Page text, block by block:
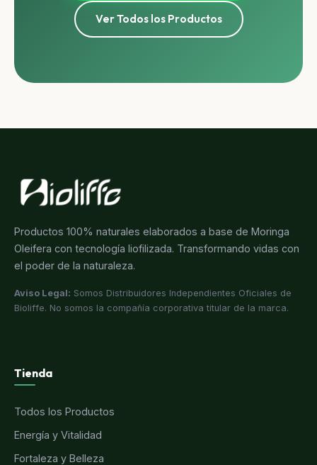
Ver Todos los Productos
Productos 100% naturales elaborados a base de Moringa
Oleifera con tecnología liofilizada. Transformando vidas con
el poder de la naturaleza.
Aviso Legal: Somos Distribuidores Independientes Oficiales de
Bioliffe. No somos la compañía corporativa titular de la marca.
Tienda
Todos los Productos
Energía y Vitalidad
Fortaleza y Belleza